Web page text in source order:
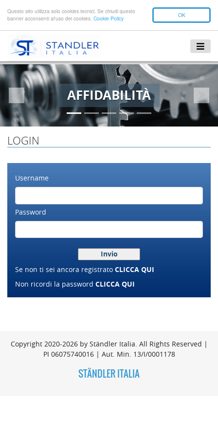
OK
Questo sito utilizza solo cookies tecnici. Se chiudi questo
banner acconsenti al'uso dei cookies. Cookie Policy
AFFIDABILITÀ
Previous Next
LOGIN
Username
Password
Se non ti sei ancora registrato CLICCA QUI
Non ricordi la password CLICCA QUI
Copyright 2020-2026 by Ständler Italia. All Rights Reserved |
PI 06075740016 | Aut. Min. 13/I/0001178
STÄNDLER ITALIA